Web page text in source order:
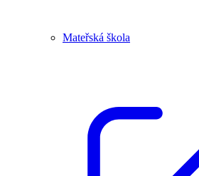
Mateřská škola